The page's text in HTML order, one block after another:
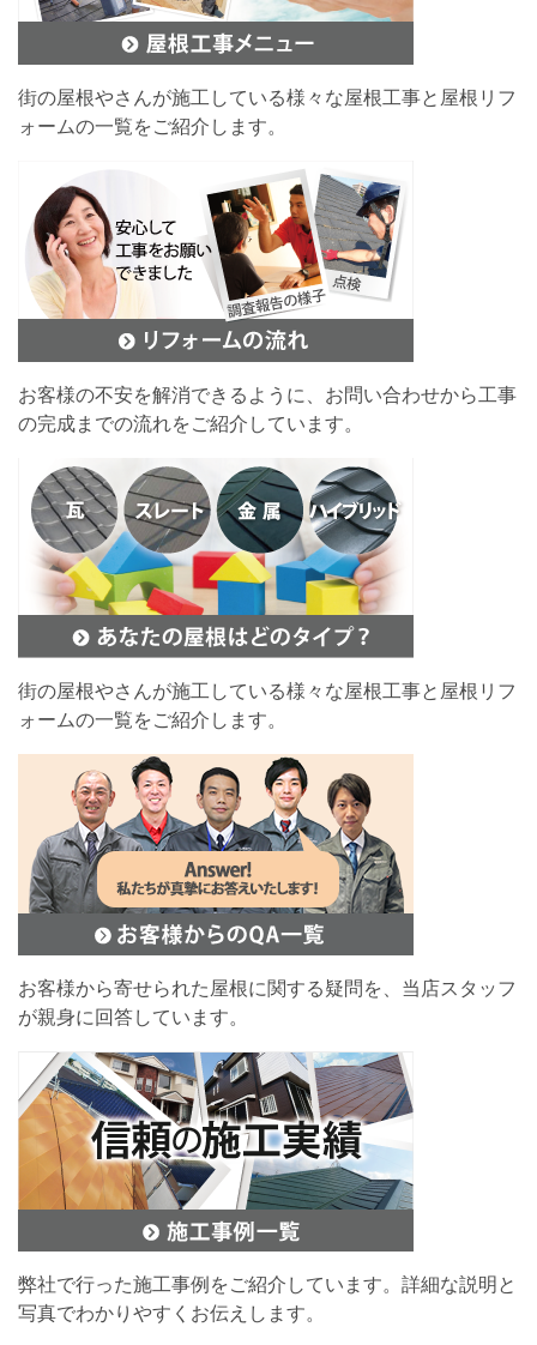
街の屋根やさんが施工している様々な屋根工事と屋根リフ
ォームの一覧をご紹介します。
お客様の不安を解消できるように、お問い合わせから工事
の完成までの流れをご紹介しています。
街の屋根やさんが施工している様々な屋根工事と屋根リフ
ォームの一覧をご紹介します。
お客様から寄せられた屋根に関する疑問を、当店スタッフ
が親身に回答しています。
弊社で行った施工事例をご紹介しています。詳細な説明と
写真でわかりやすくお伝えします。